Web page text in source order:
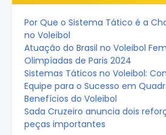
Por Que o Sistema Tático é a
no Voleibol
Atuação do Brasil no Voleibol
Olimpíadas de Paris 2024
Sistemas Táticos no Voleibol:
Equipe para o Sucesso em
Benefícios do Voleibol
Sada Cruzeiro anuncia dois
peças importantes